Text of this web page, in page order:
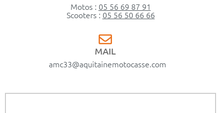
Motos : 05 56 69 87 91
Scooters : 05 56 50 66 66
MAIL
amc33@aquitainemotocasse.com